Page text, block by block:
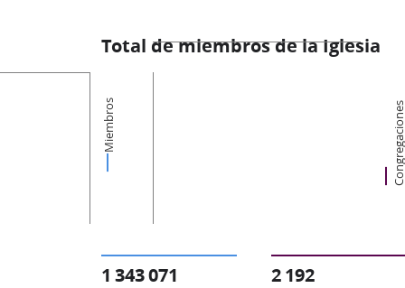
Total de miembros de la Iglesia
Miembros Congregaciones
1 343 071 2 192